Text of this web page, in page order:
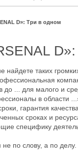
D»: Три в одном
D»:
таких
... для малого и
в области
гарантия
сроках и
специфику
по слову, а по делу.